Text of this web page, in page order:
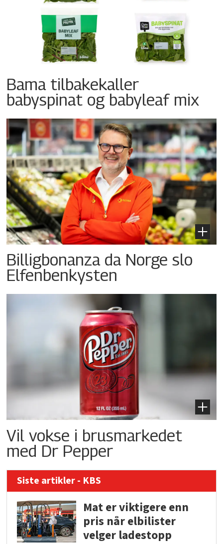
Bama tilbakekaller
babyspinat og babyleaf mix
Billigbonanza da Norge slo
Elfenbenkysten
Vil vokse i brusmarkedet
med Dr Pepper
Siste artikler - KBS
Mat er viktigere enn
pris når elbilister
velger ladestopp